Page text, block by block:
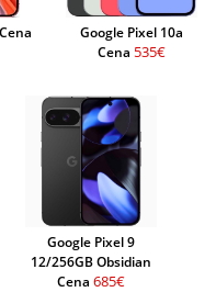
Google Pixel 10a
Cena 535€
Google Pixel 9
12/256GB Obsidian
Cena 685€